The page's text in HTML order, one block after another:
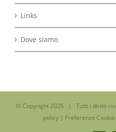
Links
Dove siamo
© Copyright2026 | Tutti i diritti
policy | Preferenze Cookie